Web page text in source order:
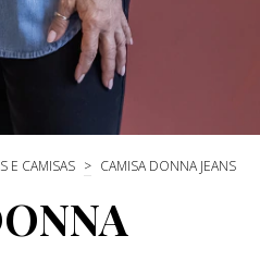
E CAMISAS > CAMISA DONNA JEANS